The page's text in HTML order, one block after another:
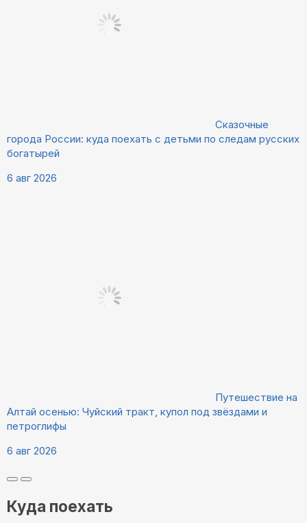
Сказочные
города России: куда поехать с детьми по следам русских
богатырей
6 авг 2026
Путешествие на
Алтай осенью: Чуйский тракт, купол под звёздами и
петроглифы
6 авг 2026
Куда поехать